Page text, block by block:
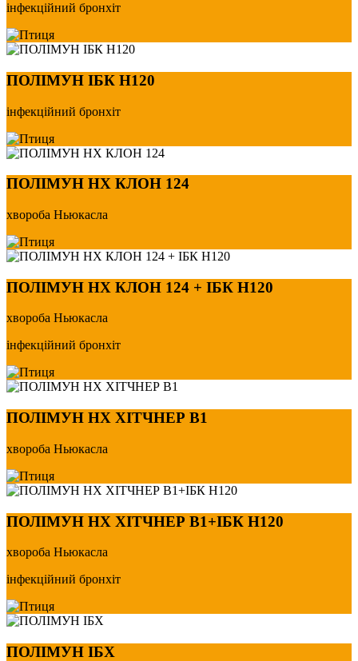
інфекційний бронхіт
ПОЛІМУН ІБК Н120
інфекційний бронхіт
ПОЛІМУН НХ КЛОН 124
хвороба Ньюкасла
ПОЛІМУН НХ КЛОН 124 + ІБК Н120
хвороба Ньюкасла
інфекційний бронхіт
ПОЛІМУН НХ ХІТЧНЕР В1
хвороба Ньюкасла
ПОЛІМУН НХ ХІТЧНЕР В1+ІБК Н120
хвороба Ньюкасла
інфекційний бронхіт
ПОЛІМУН ІБХ